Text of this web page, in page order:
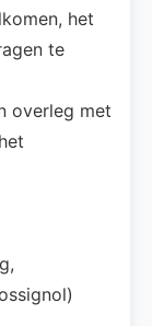
het
te
overleg met